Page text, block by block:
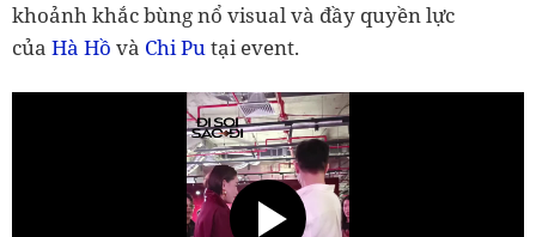
khoảnh khắc bùng nổ visual và đầy quyền lực
của Hà Hồ và Chi Putại event.